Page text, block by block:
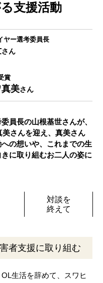
支援活動
ヤー選考委員長
さん
賞
美さん
員長の山根基世さんが、
さんを迎え、真美さん
の想いや、これまでの生
に取り組むお二人の姿に
対談を
終えて
者支援に取り組む
生活を辞めて、スワヒ